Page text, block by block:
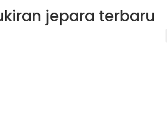
jepara terbaru